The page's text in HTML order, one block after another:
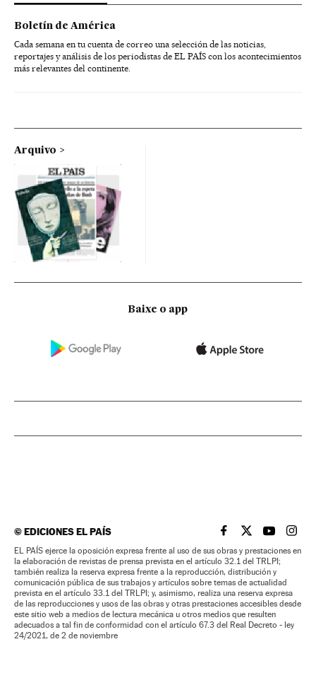
Boletín de América
Cada semana en tu cuenta de correo una selección de las noticias,
reportajes y análisis de los periodistas de EL PAÍS con los acontecimientos
más relevantes del continente.
Arquivo
Baixe o app
©EDICIONES EL PAÍS EL PAÍS BRASIL EN
EL PAÍSEL PAÍS
EL
EL PAÍS ejerce la oposición expresa frente al uso de sus obras y prestaciones en
la elaboración de revistas de prensa prevista en el artículo 32.1 del TRLPI;
también realiza la reserva expresa frente a la reproducción, distribución y
comunicación pública de sus trabajos y artículos sobre temas de actualidad
prevista en el artículo 33.1 del TRLPI; y, asimismo, realiza una reserva expresa
de las reproducciones y usos de las obras y otras prestaciones accesibles desde
este sitio web a medios de lectura mecánica u otros medios que resulten
adecuados a tal fin de conformidad con el artículo 67.3 del Real Decreto - ley
24/2021, de 2 de noviembre